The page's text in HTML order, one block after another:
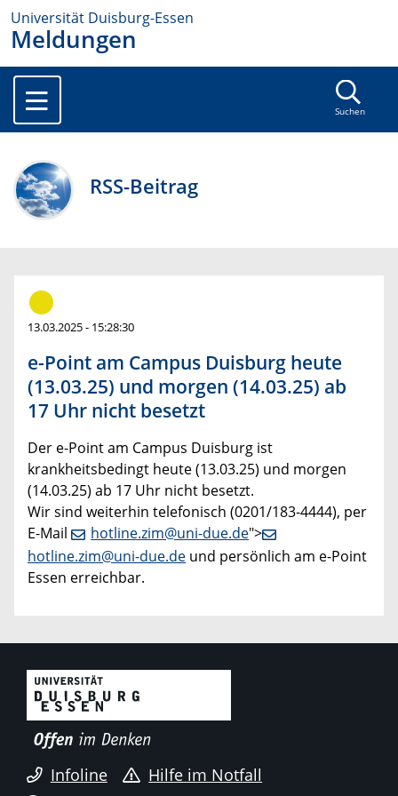
Universität Duisburg-Essen
Meldungen
Suchen
RSS-Beitrag
13.03.2025 - 15:28:30
e-Point am Campus Duisburg heute
(13.03.25) und morgen (14.03.25) ab
17 Uhr nicht besetzt
Der e-Point am Campus Duisburg ist
krankheitsbedingt heute (13.03.25) und morgen
(14.03.25) ab 17 Uhr nicht besetzt.
Wir sind weiterhin telefonisch (0201/183-4444), per
E-Mail
hotline.zim@uni-due.de">
hotline.zim@uni-due.de und persönlich am e-Point
Essen erreichbar.
Infoline
Hilfe im Notfall